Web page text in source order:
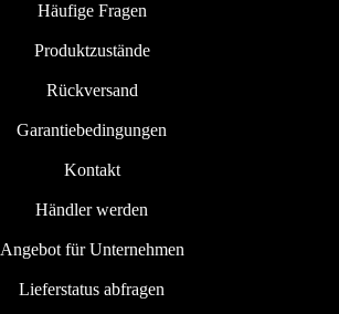
Häufige Fragen
Produktzustände
Rückversand
Garantiebedingungen
Kontakt
Händler werden
Angebot für Unternehmen
Lieferstatus abfragen